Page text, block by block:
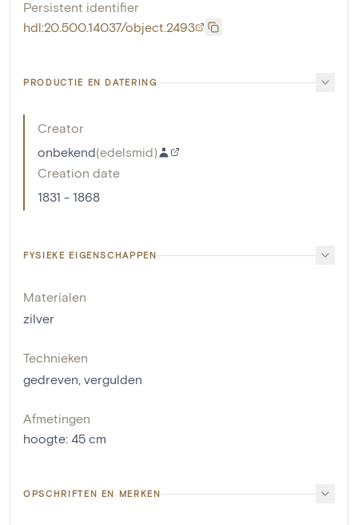
Persistent identifier
hdl:20.500.14037/object.2493
PRODUCTIE EN DATERING
Creator
onbekend(edelsmid)
Creation date
1831 - 1868
FYSIEKE EIGENSCHAPPEN
Materialen
zilver
Technieken
gedreven, vergulden
Afmetingen
hoogte: 45 cm
OPSCHRIFTEN EN MERKEN